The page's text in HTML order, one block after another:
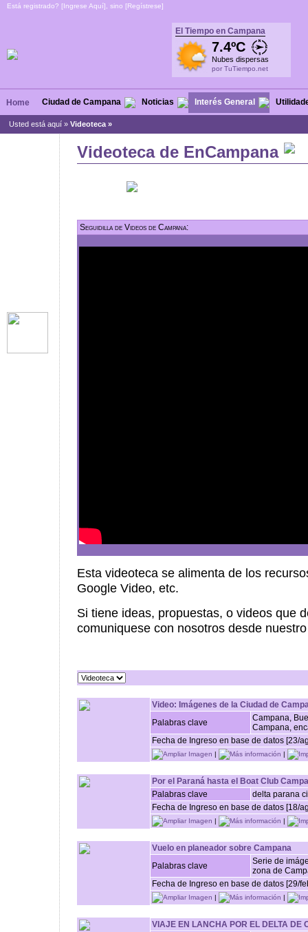
Está registrado? [Ingrese Aquí], sino [Regístrese]
El Tiempo en Campana
7.4ºC
Nubes dispersas
por TuTiempo.net
Home Ciudad de Campana Noticias Interés General
Usted está aquí » Videoteca »
Videoteca de EnCampana
Seguidilla de Videos de Campana:
Esta videoteca se alimenta de los
Google Video, etc.
Si tiene ideas, propuestas, o videos que
comuniquese con nosotros desde
Video: Imágenes de la Ciudad de
Palabras clave
Campana,
Campana,
Fecha de Ingreso en base de datos [23/
Ampliar Imagen | Más información |
Por el Paraná hasta el Boat Club
Palabras clave
delta parana
Fecha de Ingreso en base de datos [18/
Ampliar Imagen | Más información |
Vuelo en planeador sobre Campana
Palabras clave
Serie de
zona de
Fecha de Ingreso en base de datos [29/
Ampliar Imagen | Más información |
VIAJE EN LANCHA POR EL DELTA DE